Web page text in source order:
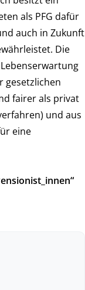
als PFG dafür
auch in Zukunft
Die
gesetzlichen
fairer als privat
und aus
eine